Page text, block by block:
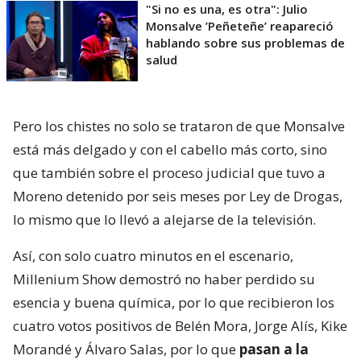
"Si no es una, es otra": Julio
Monsalve ’Peñeteñe’ reapareció
hablando sobre sus problemas de
salud
Pero los chistes no solo se trataron de que Monsalve
está más delgado y con el cabello más corto, sino
que también sobre el proceso judicial que tuvo a
Moreno detenido por seis meses por Ley de Drogas,
lo mismo que lo llevó a alejarse de la televisión.
Así, con solo cuatro minutos en el escenario,
Millenium Show demostró no haber perdido su
esencia y buena química, por lo que recibieron los
cuatro votos positivos de Belén Mora, Jorge Alís, Kike
Morandé y Álvaro Salas, por lo que pasan a la